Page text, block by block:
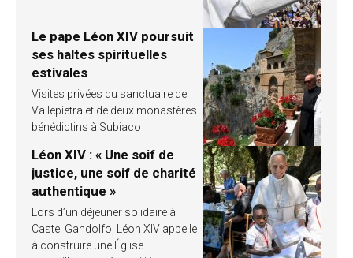
Le pape Léon XIV poursuit
ses haltes spirituelles
estivales
Visites privées du sanctuaire de
Vallepietra et de deux monastères
bénédictins à Subiaco
Léon XIV : « Une soif de
justice, une soif de charité
authentique »
Lors d’un déjeuner solidaire à
Castel Gandolfo, Léon XIV appelle
à construire une Église